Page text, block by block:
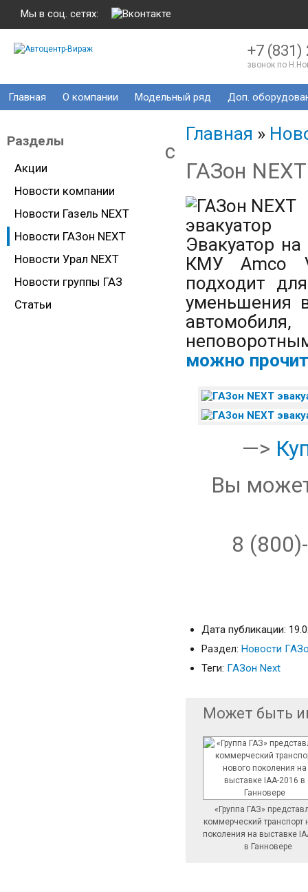
Мы в соц. сетях:
+7 (831)
звонок по
Главная О компании Модельный ряд Доп.
Главная »
ГАЗон
Эвакуатор
КМУ Amco
подходит
уменьшения
можно
—>
Вы
8
Дата публикации:
Раздел: Новости
Теги: ГАЗон Next
Может быть
«Группа ГАЗ»
коммерческий транспорт
поколения на выставке
в Ганновере
Разделы
Акции
Новости компании
Новости Газель NEXT
Новости ГАЗон NEXT
Новости Урал NEXT
Новости группы ГАЗ
Статьи
c